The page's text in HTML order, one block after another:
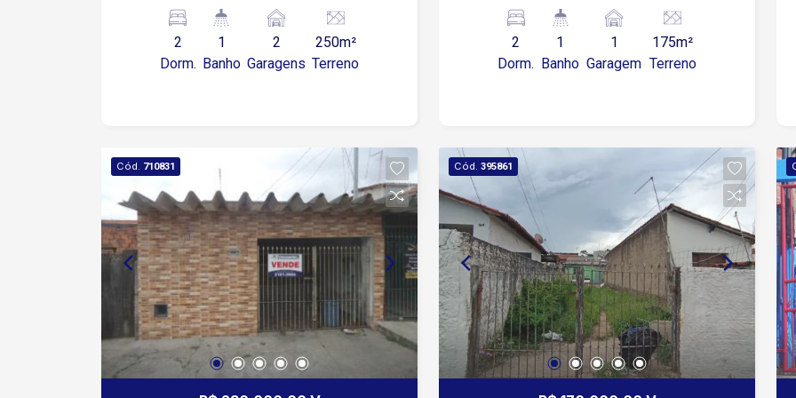
uma casa com entrada independente
com 1 dormitório, cozinha e banheiro,
lavanderia e quintal.
2
Dorm.
1
Banho
2
Garagens
250m²
Terreno
2
Dorm.
1
Banho
1
Garagem
175m²
Terreno
Cód. 710831 Cód. 395861